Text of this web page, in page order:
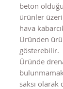
beton
ürünler
hava
Üründen
gösterebilir.
Üründe
saksı olarak